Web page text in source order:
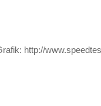
http://